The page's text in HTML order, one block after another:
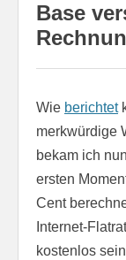
Base
Wie berichtet
merkwürdige
bekam ich
ersten
Cent
Internet-
kostenlos